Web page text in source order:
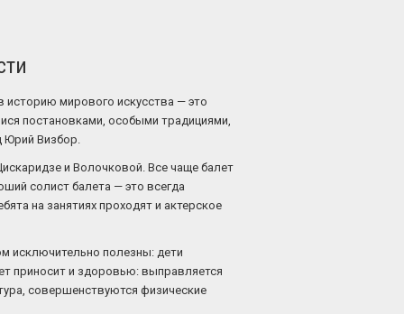
историю мирового искусства — это
постановками, особыми традициями,
Юрий Визбор.
и Волочковой. Все чаще балет
солист балета — это всегда
на занятиях проходят и актерское
исключительно полезны: дети
приносит и здоровью: выправляется
совершенствуются физические